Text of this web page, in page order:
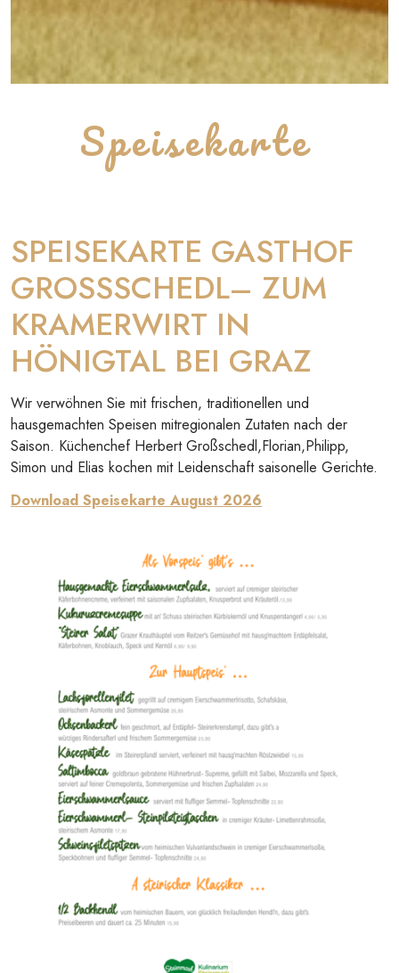
Speisekarte
SPEISEKARTE GASTHOF
GROSSSCHEDL– ZUM
KRAMERWIRT IN
HÖNIGTAL BEI GRAZ
Wir verwöhnen Sie mit frischen, traditionellen und
hausgemachten Speisen mitregionalen Zutaten nach der
Saison. Küchenchef Herbert Großschedl,Florian,Philipp,
Simon und Elias kochen mit Leidenschaft saisonelle Gerichte.
Download Speisekarte August 2026